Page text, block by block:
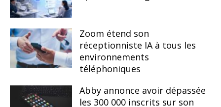
Zoom étend son
réceptionniste IA à tous les
environnements
téléphoniques
Abby annonce avoir dépassée
les 300 000 inscrits sur son